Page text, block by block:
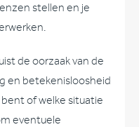
stellen en je
de oorzaak van de
en betekenisloosheid
of welke situatie
eventuele